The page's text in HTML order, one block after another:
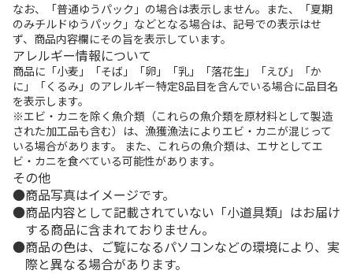
なお、「普通ゆうパック」の場合は表示しません。また、「夏期
のみチルドゆうパック」などとなる場合は、記号での表示はせ
ず、商品内容欄にその旨を表示しています。
アレルギー情報について
商品に「小麦」「そば」「卵」「乳」「落花生」「えび」「か
に」「くるみ」のアレルギー特定8品目を含んでいる場合に品目名
を表示します。
※エビ・カニを除く魚介類（これらの魚介類を原材料として製造
された加工品も含む）は、漁獲漁法によりエビ・カニが混じって
いる場合があります。 また、これらの魚介類は、エサとしてエ
ビ・カニを食べている可能性があります。
その他
商品写真はイメージです。
商品内容として記載されていない「小道具類」はお届け
する商品に含まれておりません。
商品の色は、ご覧になるパソコンなどの環境により、実
際と異なる場合があります。